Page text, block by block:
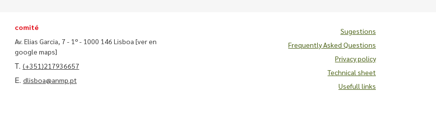
comité
Av. Elias Garcia, 7 - 1º - 1000 146 Lisboa [ver en
google maps]
T. (+351)217936657
E. dlisboa@anmp.pt
Sugestions
Frequently Asked Questions
Privacy policy
Technical sheet
Usefull links